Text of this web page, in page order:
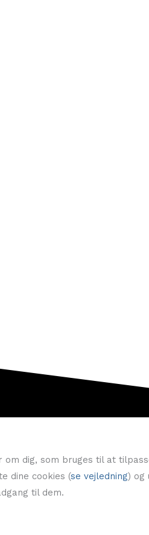
dig, som bruges til at
dine cookies (se vejledning) og
til dem.